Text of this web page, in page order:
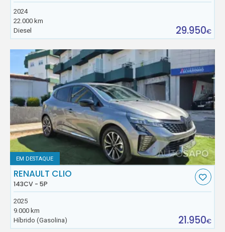
2024
22.000 km
Diesel
29.950€
EM DESTAQUE
RENAULT CLIO
143CV - 5P
2025
9.000 km
Híbrido (Gasolina)
21.950€